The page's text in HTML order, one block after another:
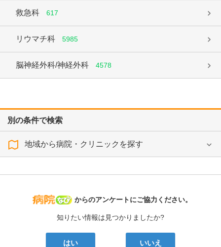
救急科 617
リウマチ科 5985
脳神経外科/神経外科 4578
別の条件で検索
地域から病院・クリニックを探す
病院なび
からのアンケートにご協力ください。
知りたい情報は見つかりましたか?
はい いいえ